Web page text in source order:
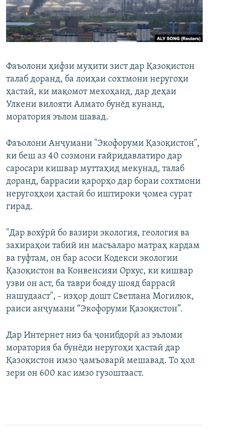
ГУЗОРИШҲОИ РАДИОӢ
Русский
Ҳамаи сомонаҳои RFE/RL
Фаъолони ҳифзи муҳити зист дар Қазоқистон
талаб доранд, ба лоиҳаи сохтмони неругоҳи
ҳастаӣ, ки мақомот мехоҳанд, дар деҳаи
Улкени вилояти Алмато бунёд кунанд,
моратория эълом шавад.
Фаъолони Анҷумани "Экофоруми Қазоқистон",
ки беш аз 40 созмони ғайридавлатиро дар
саросари кишвар муттаҳид мекунад, талаб
доранд, баррасии қарорҳо дар бораи сохтмони
неругоҳҳои ҳастаӣ бо иштироки ҷомеа сурат
гирад.
"Дар вохӯрӣ бо вазири экология, геология ва
захираҳои табиӣ ин масъаларо матраҳ кардам
ва гуфтам, он бар асоси Кодекси экологии
Қазоқистон ва Конвенсияи Орхус, ки кишвар
узви он аст, ба таври бояду шояд баррасӣ
нашудааст", - изҳор дошт Светлана Могилюк,
раиси анҷумани “Экофоруми Қазоқистон”.
Дар Интернет низ ба ҷонибдорӣ аз эъломи
моратория ба бунёди неругоҳи ҳастаӣ дар
Қазоқистон имзо ҷамъоварӣ мешавад. То ҳол
зери он 600 кас имзо гузоштааст.​